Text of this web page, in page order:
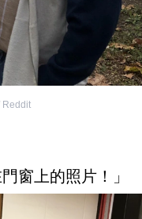
Reddit
窗上的照片！」